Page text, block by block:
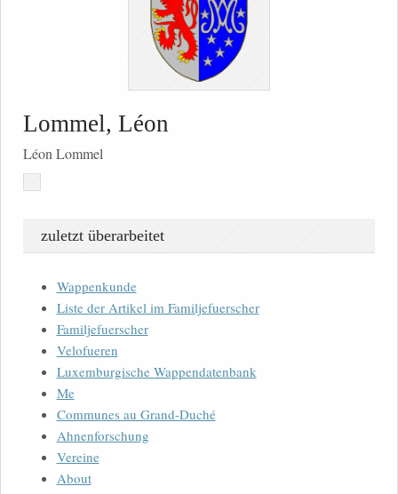
Lommel, Léon
Léon Lommel
zuletzt überarbeitet
Wappenkunde
Liste der Artikel im Familjefuerscher
Familjefuerscher
Velofueren
Luxemburgische Wappendatenbank
Me
Communes au Grand-Duché
Ahnenforschung
Vereine
About